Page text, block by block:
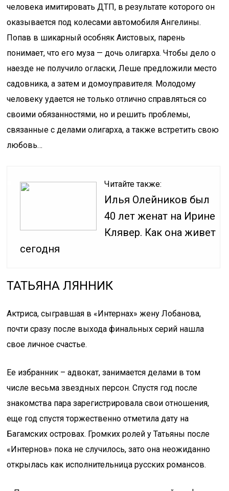
человека имитировать ДТП, в результате которого он
оказывается под колесами автомобиля Ангелины.
Попав в шикарный особняк Аистовых, парень
понимает, что его муза — дочь олигарха. Чтобы дело о
наезде не получило огласки, Леше предложили место
садовника, а затем и домоуправителя. Молодому
человеку удается не только отлично справляться со
своими обязанностями, но и решить проблемы,
связанные с делами олигарха, а также встретить свою
любовь…
Читайте также:
Илья Олейников был
40 лет женат на Ирине
Клявер. Как она живет
сегодня
ТАТЬЯНА ЛЯННИК
Актриса, сыгравшая в «Интернах» жену Лобанова,
почти сразу после выхода финальных серий нашла
свое личное счастье.
Ее избранник – адвокат, занимается делами в том
числе весьма звездных персон. Спустя год после
знакомства пара зарегистрировала свои отношения,
еще год спустя торжественно отметила дату на
Багамских островах. Громких ролей у Татьяны после
«Интернов» пока не случилось, зато она неожиданно
открылась как исполнительница русских романсов.